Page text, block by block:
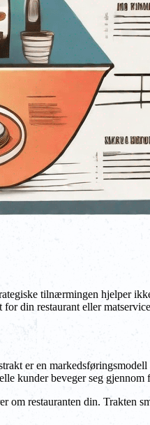
tilnærmingen hjelper
din restaurant eller
er en
kunder beveger seg
om restauranten din. Trakten